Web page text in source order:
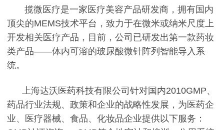
揽微医疗是一家医疗美容产品研发商，拥有国内
顶尖的MEMS技术平台，致力于在微米或纳米尺度上
开发相关医疗产品，目前，公司已研发出第一款药妆
类产品——体内可溶的玻尿酸微针阵列智能导入系
统。
上海达沃医药科技有限公司针对国内2010GMP、
药品行业法规、政策和企业的战略性发展，为医药企
业、医疗器械、食品、化妆品企业提供以下服务：